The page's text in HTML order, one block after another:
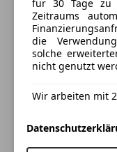
Schaltwippen
Sommerreifen
Spoiler
Sportpaket
Sprachsteuerung
Sicherheitsgurte
Licht und Sicht
LED
Dynamic Light
für 30 Tage zu
Zeitraums
die
solche
nicht genutzt
Wir arbeiten mit